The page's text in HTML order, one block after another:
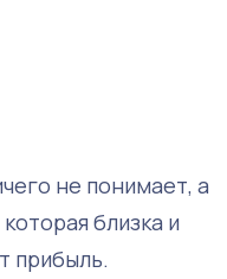
не понимает, а
близка и
прибыль.